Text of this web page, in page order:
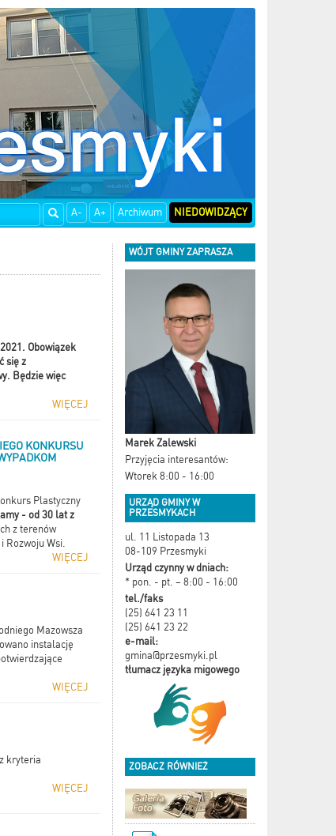
A- A+ Archiwum NIEDOWIDZĄCY
Obowiązek
się z
Będzie więc
WIĘCEJ
KONKURSU
Plastyczny
- od 30 lat z
z terenów
Rozwoju Wsi.
WIĘCEJ
Mazowsza
instalację
WIĘCEJ
kryteria
WIĘCEJ
WÓJT GMINY ZAPRASZA
Marek Zalewski
Przyjęcia interesantów:
Wtorek 8:00 - 16:00
URZĄD GMINY W
PRZESMYKACH
ul. 11 Listopada 13
08-109 Przesmyki
Urząd czynny w dniach:
* pon. - pt. – 8:00 - 16:00
tel./faks
(25) 641 23 11
(25) 641 23 22
e-mail:
gmina@przesmyki.pl
tłumacz języka migowego
ZOBACZ RÓWNIEŻ